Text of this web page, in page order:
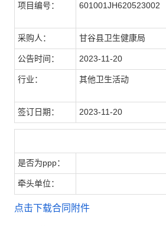
项目编号： 601001JH620523002
采购人： 甘谷县卫生健康局
公告时间： 2023-11-20
行业： 其他卫生活动
签订日期： 2023-11-20
是否为ppp：
牵头单位：
点击下载合同附件